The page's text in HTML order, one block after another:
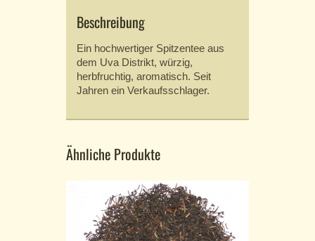
Beschreibung
Ein hochwertiger Spitzentee aus
dem Uva Distrikt, würzig,
herbfruchtig, aromatisch. Seit
Jahren ein Verkaufsschlager.
Ähnliche Produkte